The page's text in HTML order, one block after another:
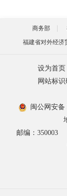
商务部
福建省对外经济
设为首页
网站标识
闽公网安备
邮编：350003